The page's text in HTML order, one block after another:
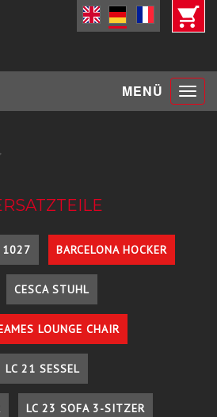
MENÜ Toggle
1027 BARCELONA HOCKER
CESCA STUHL
LOUNGE CHAIR
LC 21 SESSEL
LC 23 SOFA 3-SITZER